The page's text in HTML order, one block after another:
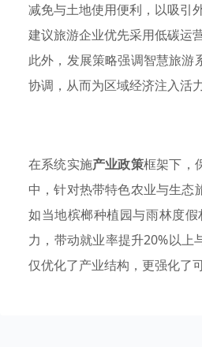
减免与土地使用便利，以吸引
建议旅游企业优先采用低碳运
此外，发展策略强调智慧旅
协调，从而为区域经济注入活力
在系统实施产业政策框架下，
中，针对热带特色农业与生态
如当地槟榔种植园与雨林度
力，带动就业率提升20%以
仅优化了产业结构，更强化了